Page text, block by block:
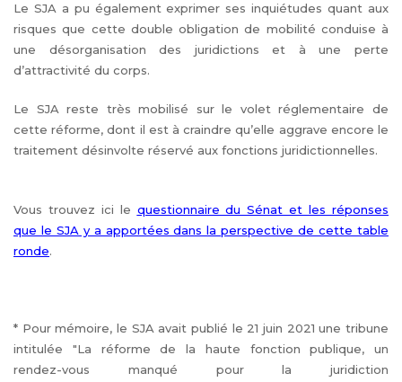
Le SJA a pu également exprimer ses inquiétudes quant aux
risques que cette double obligation de mobilité conduise à
une désorganisation des juridictions et à une perte
d’attractivité du corps.
Le SJA reste très mobilisé sur le volet réglementaire de
cette réforme, dont il est à craindre qu’elle aggrave encore le
traitement désinvolte réservé aux fonctions juridictionnelles.
Vous trouvez ici le questionnaire du Sénat et les réponses
que le SJA y a apportées dans la perspective de cette table
ronde.
* Pour mémoire, le SJA avait publié le 21 juin 2021 une tribune
intitulée "La réforme de la haute fonction publique, un
rendez-vous manqué pour la juridiction